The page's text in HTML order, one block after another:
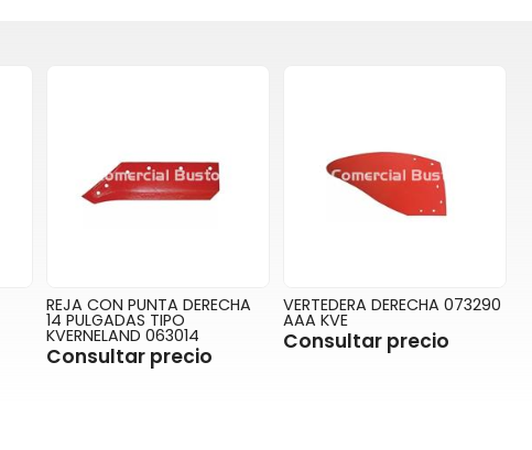
REJA CON PUNTA DERECHA
14 PULGADAS TIPO
KVERNELAND 063014
Consultar precio
VERTEDERA DERECHA 073290
AAA KVE
Consultar precio